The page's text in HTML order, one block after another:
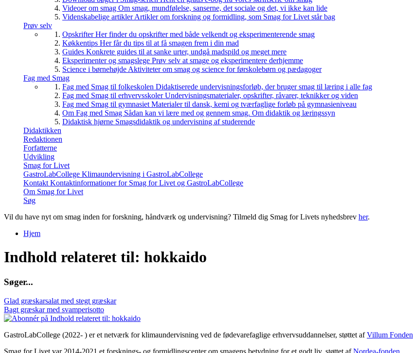
Videoer om smag Om smag, mundfølelse, sanserne, det sociale og det, vi ikke kan lide
Videnskabelige artiklerArtikler om forskning og formidling, som Smag for Livet står bag
Prøv selv
OpskrifterHer finder du opskrifter med både velkendt og eksperimenterende smag
Køkkentips Her får du tips til at få smagen frem i din mad
Guides Konkrete guides til at sanke urter, undgå madspild og meget mere
Eksperimenter og smagslege Prøv selv at smage og eksperimentere derhjemme
Science i børnehøjde Aktiviteter om smag og science for førskolebørn og pædagoger
Fag med Smag
Fag med Smag til folkeskolen Didaktiserede undervisningsforløb, der bruger smag til læring i alle fag
Fag med Smag til erhvervsskolerUndervisningsmaterialer, opskrifter, råvarer, teknikker og viden
Fag med Smag til gymnasiet Materialer til dansk, kemi og tværfaglige forløb på gymnasieniveau
Om Fag med Smag Sådan kan vi lære med og gennem smag. Om didaktik og læringssyn
Didaktisk hjørne Smagsdidaktik og undervisning af studerende
Didaktikken
Redaktionen
Forfatterne
Udvikling
Smag for Livet
GastroLabCollege Klimaundervisning i GastroLabCollege
Kontakt Kontaktinformationer for Smag for Livet og GastroLabCollege
Om Smag for Livet
Søg
Vil du have nyt om smag inden for forskning, håndværk og undervisning? Tilmeld dig Smag for Livets nyhedsbrev her.
Hjem
Indhold relateret til: hokkaido
Søger...
Glad græskarsalat med stegt græskar
Bagt græskar med svamperisotto
GastroLabCollege (2022- ) er et netværk for klimaundervisning ved de fødevarefaglige erhvervsuddannelser, støttet afVillum Fonden
Smag for Livet var 2014-2021 et forsknings- og formidlingscenter om smagens betydning for et godt liv, støttet afNordea-fonden